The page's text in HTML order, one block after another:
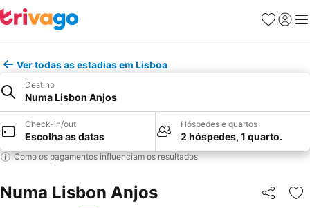
Favoritos
Iniciar
Ver todas as estadias em Lisboa
Destino
Numa Lisbon Anjos
Check-in/out
Escolha as datas
Hóspedes e quartos
2 hóspedes, 1 quarto.
Como os pagamentos influenciam os resultados
Numa Lisbon Anjos Partilhar